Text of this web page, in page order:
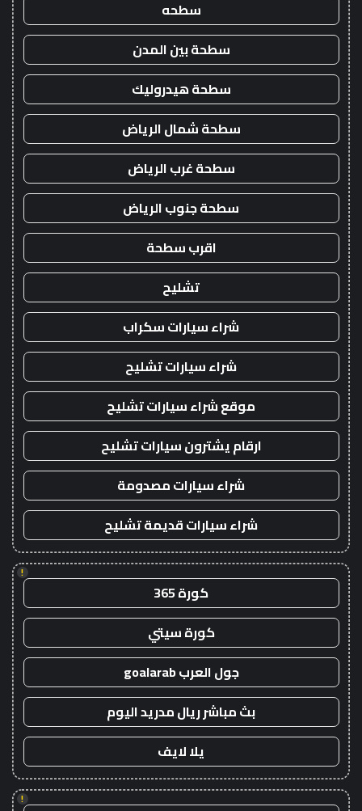
سطحه
سطحة بين المدن
سطحة هيدروليك
سطحة شمال الرياض
سطحة غرب الرياض
سطحة جنوب الرياض
اقرب سطحة
تشليح
شراء سيارات سكراب
شراء سيارات تشليح
موقع شراء سيارات تشليح
ارقام يشترون سيارات تشليح
شراء سيارات مصدومة
شراء سيارات قديمة تشليح
!
كورة 365
كورة سيتي
جول العرب goalarab
بث مباشر ريال مدريد اليوم
يلا لايف
!